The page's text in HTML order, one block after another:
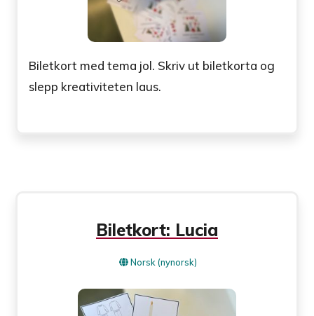
Biletkort med tema jol. Skriv ut biletkorta og
slepp kreativiteten laus.
Biletkort: Lucia
Norsk (nynorsk)